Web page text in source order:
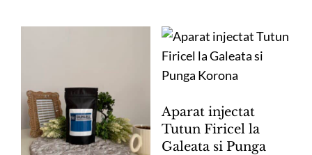
Aparat injectat
Tutun Firicel la
Galeata si Punga